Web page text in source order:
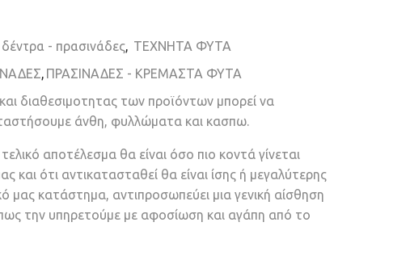
- πρασινάδες, ΤΕΧΝΗΤΑ ΦΥΤΑ
, ΠΡΑΣΙΝΑΔΕΣ - ΚΡΕΜΑΣΤΑ ΦΥΤΑ
διαθεσιμοτητας των προϊόντων μπορεί να
άνθη, φυλλώματα και κασπω.
αποτέλεσμα θα είναι όσο πιο κοντά γίνεται
και ότι αντικατασταθεί θα είναι ίσης ή μεγαλύτερης
μας κατάστημα, αντιπροσωπεύει μια γενική αίσθηση
την υπηρετούμε με αφοσίωση και αγάπη από το